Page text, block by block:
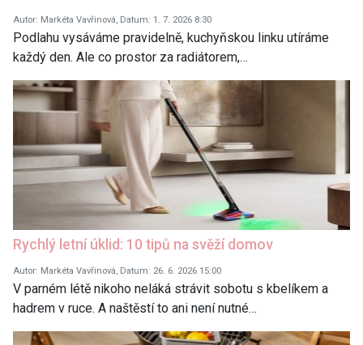
Autor: Markéta Vavřinová, Datum: 1. 7. 2026 8:30
Podlahu vysáváme pravidelně, kuchyňskou linku utíráme
každý den. Ale co prostor za radiátorem,…
Rychlý letní úklid: 10 tipů na svěží domov
Autor: Markéta Vavřinová, Datum: 26. 6. 2026 15:00
V parném létě nikoho neláká strávit sobotu s kbelíkem a
hadrem v ruce. A naštěstí to ani není nutné…